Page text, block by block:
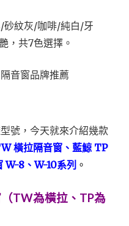
砂紋灰/咖啡/純白/牙
，共7色選擇。
號，今天就來介紹幾款
橫拉隔音窗 、 藍鯨 TP
W-8、W-10系列 。
TW為橫拉、TP為